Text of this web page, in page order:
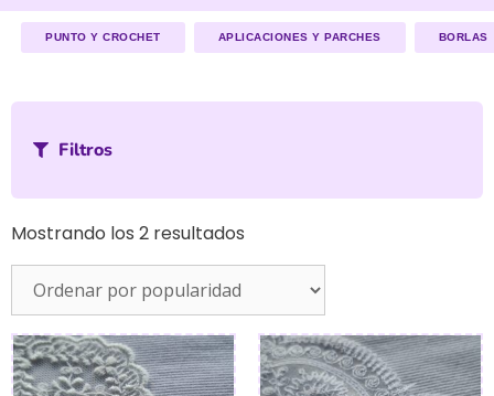
PUNTO Y CROCHET APLICACIONES Y PARCHES BORLAS
Filtros
Mostrando los 2 resultados